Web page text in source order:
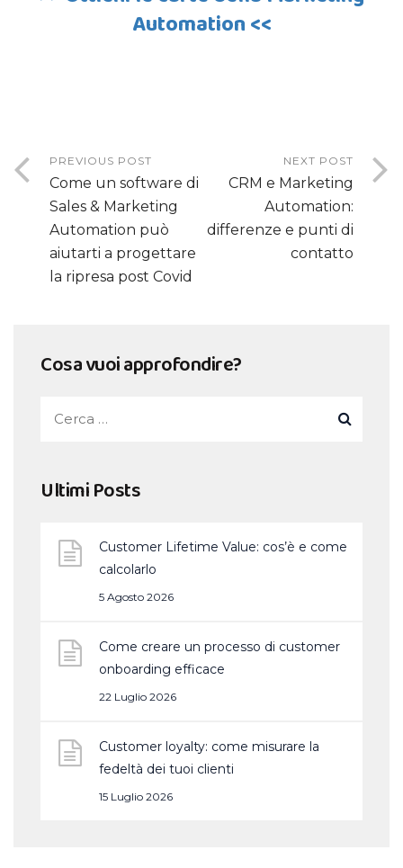
Automation <<
PREVIOUS POST
Come un software di
Sales & Marketing
Automation può
aiutarti a progettare
la ripresa post Covid
NEXT POST
CRM e Marketing
Automation:
differenze e punti di
contatto
Cosa vuoi approfondire?
Ultimi Posts
Customer Lifetime Value: cos’è e come
calcolarlo
5 Agosto 2026
Come creare un processo di customer
onboarding efficace
22 Luglio 2026
Customer loyalty: come misurare la
fedeltà dei tuoi clienti
15 Luglio 2026